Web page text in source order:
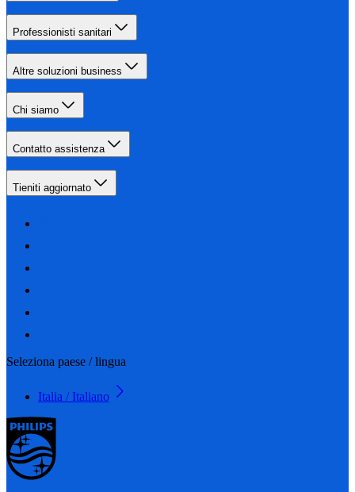
Professionisti sanitari
Altre soluzioni business
Chi siamo
Contatto assistenza
Tieniti aggiornato
Seleziona paese / lingua
Italia / Italiano